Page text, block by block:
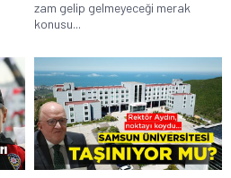
zam gelip gelmeyeceği merak
konusu...